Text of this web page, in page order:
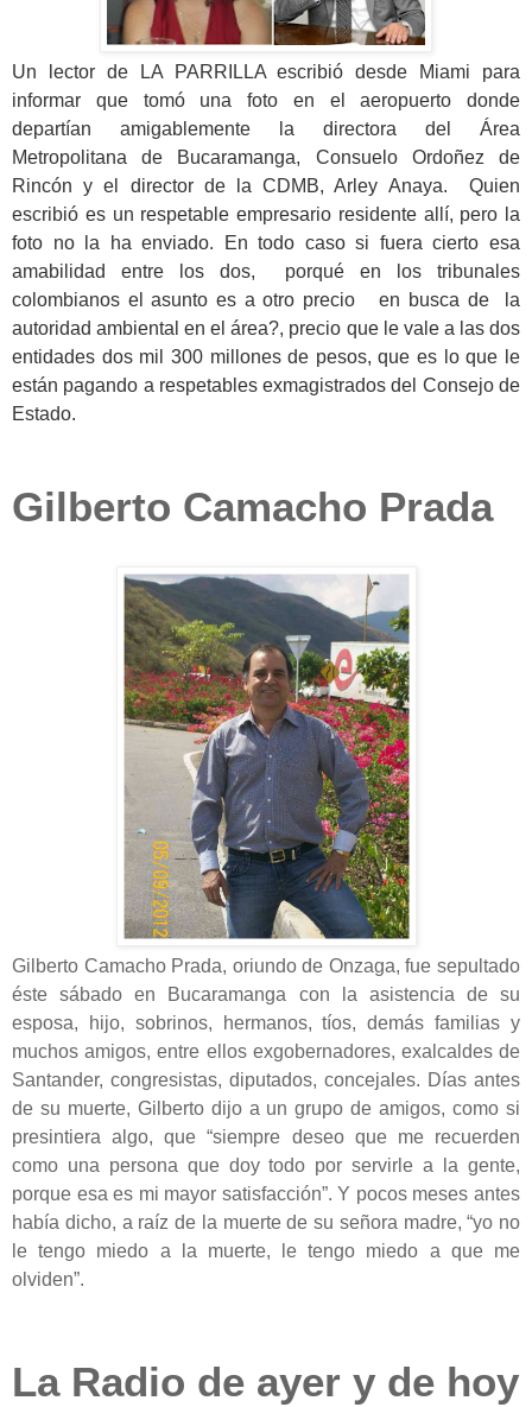
Un lector de LA PARRILLA escribió desde Miami para
informar que tomó una foto en el aeropuerto donde
departían amigablemente la directora del Área
Metropolitana de Bucaramanga, Consuelo Ordoñez de
Rincón y el director de la CDMB, Arley Anaya. Quien
escribió es un respetable empresario residente allí, pero la
foto no la ha enviado. En todo caso si fuera cierto esa
amabilidad entre los dos, porqué en los tribunales
colombianos el asunto es a otro precio en busca de la
autoridad ambiental en el área?, precio que le vale a las dos
entidades dos mil 300 millones de pesos, que es lo que le
están pagando a respetables exmagistrados del Consejo de
Estado.
Gilberto Camacho Prada
Gilberto Camacho Prada, oriundo de Onzaga, fue sepultado
éste sábado en Bucaramanga con la asistencia de su
esposa, hijo, sobrinos, hermanos, tíos, demás familias y
muchos amigos, entre ellos exgobernadores, exalcaldes de
Santander, congresistas, diputados, concejales. Días antes
de su muerte, Gilberto dijo a un grupo de amigos, como si
presintiera algo, que “siempre deseo que me recuerden
como una persona que doy todo por servirle a la gente,
porque esa es mi mayor satisfacción”. Y pocos meses antes
había dicho, a raíz de la muerte de su señora madre, “yo no
le tengo miedo a la muerte, le tengo miedo a que me
olviden”.
La Radio de ayer y de hoy